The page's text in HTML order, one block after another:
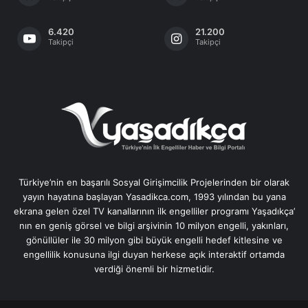
6.420
Takipçi
21.200
Takipçi
Türkiye’nin en başarılı Sosyal Girişimcilik Projelerinden bir olarak
yayın hayatına başlayan Yasadikca.com, 1993 yılından bu yana
ekrana gelen özel TV kanallarının ilk engelliler programı Yaşadıkça’
nın en geniş görsel ve bilgi arşivinin 10 milyon engelli, yakınları,
gönüllüler ile 30 milyon gibi büyük engelli hedef kitlesine ve
engellilik konusuna ilgi duyan herkese açık interaktif ortamda
verdiği önemli bir hizmetidir.